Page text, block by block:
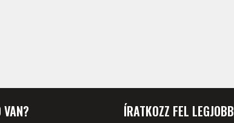
VAN?
ÍRATKOZZ FEL LEGJOBB